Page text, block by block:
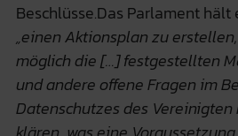
Beschlüsse.Das Parlament hält
„einen Aktionsplan zu
möglich die […] festgestellten
und andere offene Fragen im
Datenschutzes des Vereinigten